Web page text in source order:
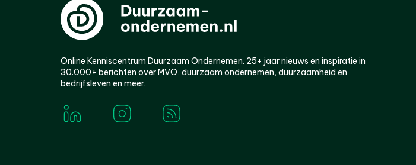
Online Kenniscentrum Duurzaam Ondernemen. 25+ jaar nieuws en inspiratie in
30.000+ berichten over MVO, duurzaam ondernemen, duurzaamheid en
bedrijfsleven en meer.